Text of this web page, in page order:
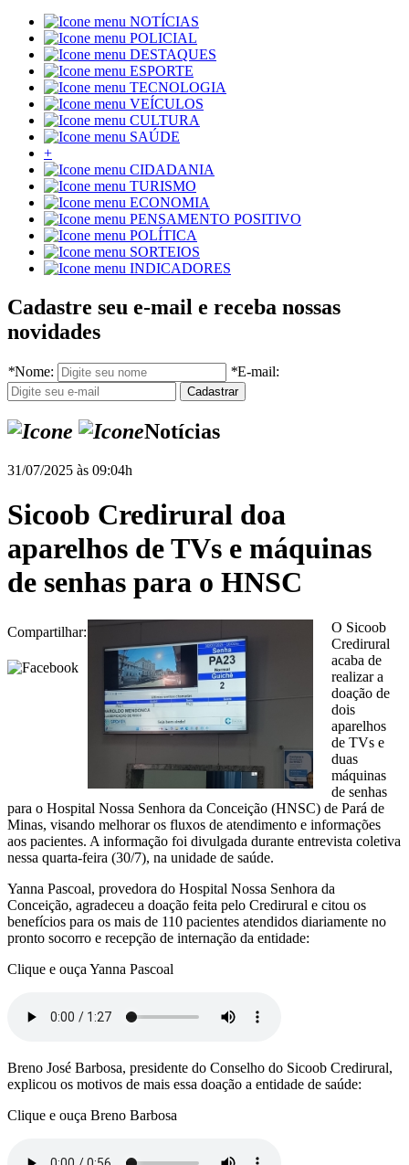
NOTÍCIAS
POLICIAL
DESTAQUES
ESPORTE
TECNOLOGIA
VEÍCULOS
CULTURA
SAÚDE
+
CIDADANIA
TURISMO
ECONOMIA
PENSAMENTO POSITIVO
POLÍTICA
SORTEIOS
INDICADORES
Cadastre seu e-mail e receba nossas
novidades
*Nome: *E-mail:
Notícias
31/07/2025 às 09:04h
Sicoob Credirural doa
aparelhos de TVs e máquinas
de senhas para o HNSC
Compartilhar:
O Sicoob
Credirural
acaba de
realizar a
doação de
dois
aparelhos
de TVs e
duas
máquinas
de senhas
para o Hospital Nossa Senhora da Conceição (HNSC) de Pará de
Minas, visando melhorar os fluxos de atendimento e informações
aos pacientes. A informação foi divulgada durante entrevista coletiva
nessa quarta-feira (30/7), na unidade de saúde.
Yanna Pascoal, provedora do Hospital Nossa Senhora da
Conceição, agradeceu a doação feita pelo Credirural e citou os
benefícios para os mais de 110 pacientes atendidos diariamente no
pronto socorro e recepção de internação da entidade:
Clique e ouça Yanna Pascoal
Breno José Barbosa, presidente do Conselho do Sicoob Credirural,
explicou os motivos de mais essa doação a entidade de saúde:
Clique e ouça Breno Barbosa